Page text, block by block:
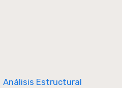
Análisis Estructural